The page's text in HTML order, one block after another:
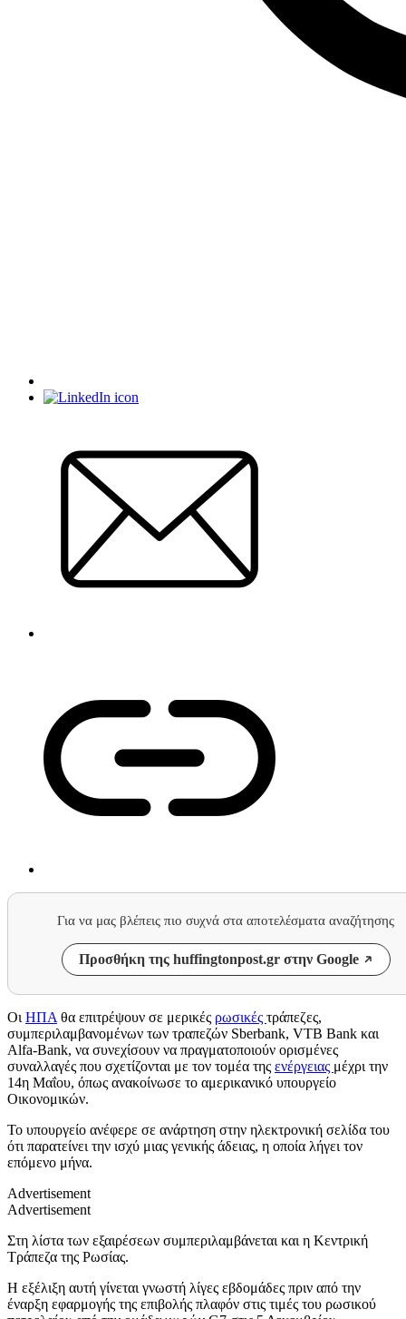
Για να μας βλέπεις πιο συχνά στα αποτελέσματα αναζήτησης
Προσθήκη της huffingtonpost.gr στην Google
Οι ΗΠΑ θα επιτρέψουν σε μερικές ρωσικές τράπεζες,
συμπεριλαμβανομένων των τραπεζών Sberbank, VTB Bank και
Alfa-Bank, να συνεχίσουν να πραγματοποιούν ορισμένες
συναλλαγές που σχετίζονται με τον τομέα της ενέργειας μέχρι την
14η Μαΐου, όπως ανακοίνωσε το αμερικανικό υπουργείο
Οικονομικών.
Το υπουργείο ανέφερε σε ανάρτηση στην ηλεκτρονική σελίδα του
ότι παρατείνει την ισχύ μιας γενικής άδειας, η οποία λήγει τον
επόμενο μήνα.
Advertisement
Advertisement
Στη λίστα των εξαιρέσεων συμπεριλαμβάνεται και η Κεντρική
Τράπεζα της Ρωσίας.
Η εξέλιξη αυτή γίνεται γνωστή λίγες εβδομάδες πριν από την
έναρξη εφαρμογής της επιβολής πλαφόν στις τιμές του ρωσικού